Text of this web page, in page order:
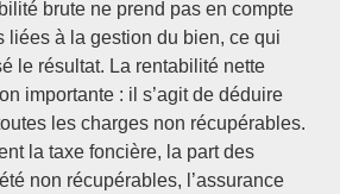
brute ne prend pas en compte
liées à la gestion du bien, ce qui
le résultat. La rentabilité nette
importante : il s’agit de déduire
les charges non récupérables.
la taxe foncière, la part des
non récupérables, l’assurance